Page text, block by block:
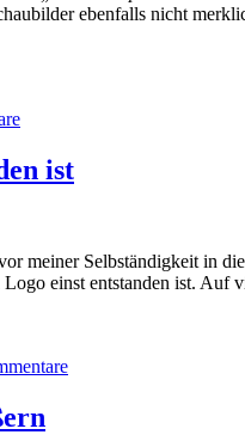
ebenfalls nicht
ist
meiner Selbständigkeit in
einst entstanden ist.